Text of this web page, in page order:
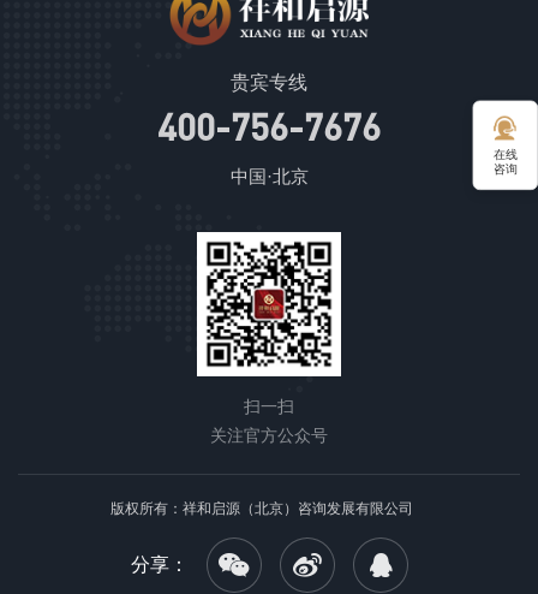
贵宾专线
400-756-7676
中国·北京
扫一扫
关注官方公众号
版权所有：祥和启源（北京）咨询发展有限公司
分享：
在线
咨询